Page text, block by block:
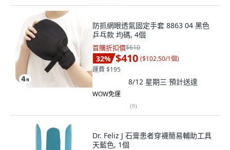
防抓網眼透氣固定手套 8863 04 黑色
乒乓款 均碼, 4個
首購折扣價$610
32% $410 ($102.50/1個)
運費 $195
8/12 星期三 預計送達
WOW免運
(9)
Dr. Feliz J 石膏患者穿襪簡易輔助工具
天藍色, 1個